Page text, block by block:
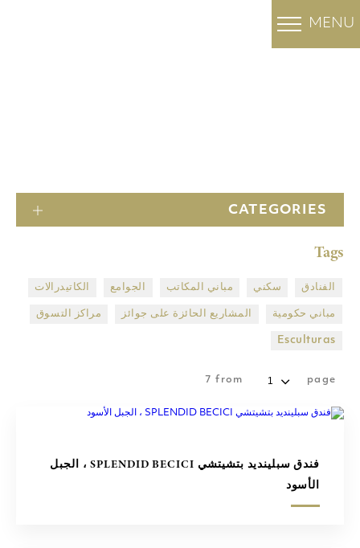
MENU
CATEGORIES
Tags
الفنادق سكني مباني المكاتب الجوامع الكاتيدرالات
مباني حكومية المشاريع الحائزة على جوائز مراكز التسوق
Esculturas
page
from
7
فندق سبلينديد بتشيتشي SPLENDID BECICI ، الجبل
الأسود